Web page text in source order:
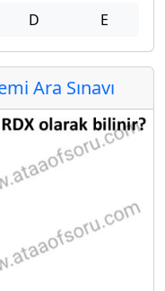
D E
Ara Sınavı